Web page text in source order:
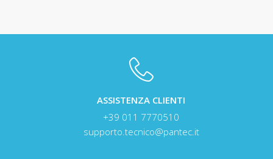
ASSISTENZA CLIENTI
+39 011 7770510
supporto.tecnico@pantec.it